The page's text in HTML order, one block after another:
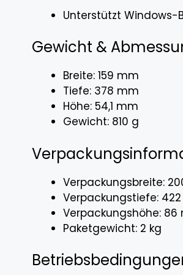
Unterstützt Windows-
Gewicht &
Breite: 159 mm
Tiefe: 378 mm
Höhe: 54,1 mm
Gewicht: 810 g
Verpackungsbreite:
Verpackungstiefe:
Verpackungshöhe: 86
Paketgewicht: 2 kg